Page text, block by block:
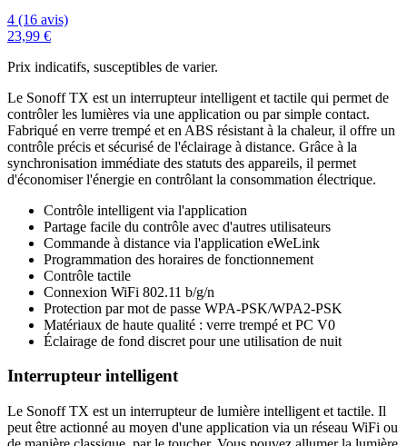
4 (16 avis)
23,99 €
Prix indicatifs, susceptibles de varier.
Le Sonoff TX est un interrupteur intelligent et tactile qui permet de
contrôler les lumières via une application ou par simple contact.
Fabriqué en verre trempé et en ABS résistant à la chaleur, il offre un
contrôle précis et sécurisé de l'éclairage à distance. Grâce à la
synchronisation immédiate des statuts des appareils, il permet
d'économiser l'énergie en contrôlant la consommation électrique.
Contrôle intelligent via l'application
Partage facile du contrôle avec d'autres utilisateurs
Commande à distance via l'application eWeLink
Programmation des horaires de fonctionnement
Contrôle tactile
Connexion WiFi 802.11 b/g/n
Protection par mot de passe WPA-PSK/WPA2-PSK
Matériaux de haute qualité : verre trempé et PC V0
Éclairage de fond discret pour une utilisation de nuit
Interrupteur intelligent
Le Sonoff TX est un interrupteur de lumière intelligent et tactile. Il
peut être actionné au moyen d'une application via un réseau WiFi ou